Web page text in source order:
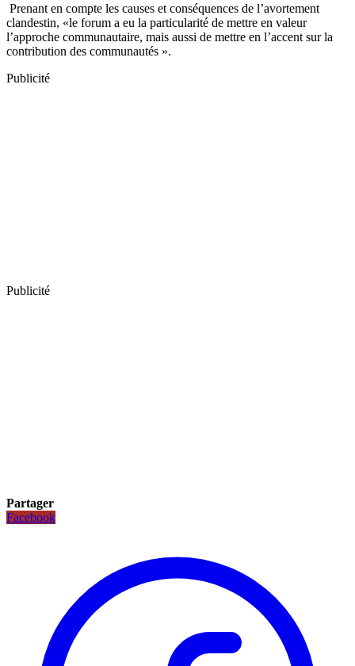
Prenant en compte les causes et conséquences de l’avortement
clandestin, «le forum a eu la particularité de mettre en valeur
l’approche communautaire, mais aussi de mettre en l’accent sur la
contribution des communautés ».
Publicité
Publicité
Partager
Facebook